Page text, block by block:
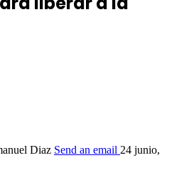
Diaz Send an email 24 junio,